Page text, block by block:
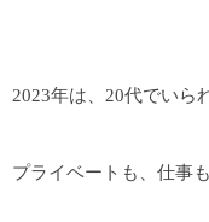
2023年は、20代でいら
プライベートも、仕事